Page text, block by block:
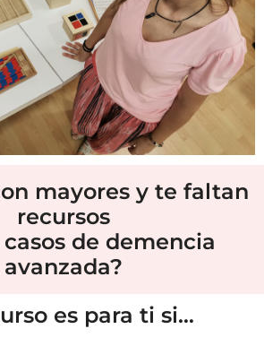
mayores y te faltan
recursos
de demencia
avanzada?
es para ti si…